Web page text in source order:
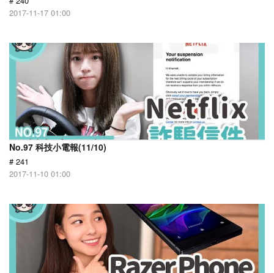
2017-11-17 01:00
No.97 科技小電報(11/10)
# 241
2017-11-10 01:00